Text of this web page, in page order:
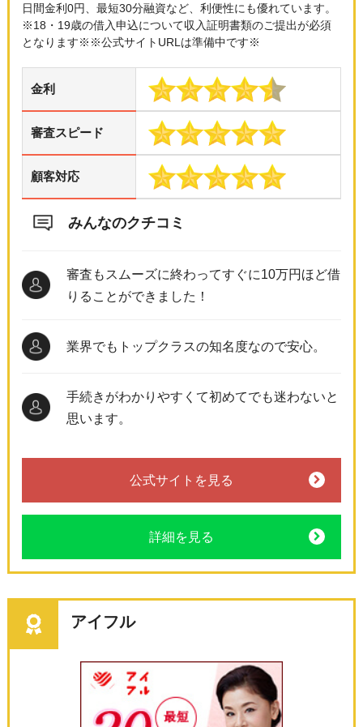
日間金利0円、最短30分融資など、利便性にも優れています。
※18・19歳の借入申込について収入証明書類のご提出が必須
となります※※公式サイトURLは準備中です※
金利
審査スピード
顧客対応
みんなのクチコミ
審査もスムーズに終わってすぐに10万円ほど借
りることができました！
業界でもトップクラスの知名度なので安心。
手続きがわかりやすくて初めてでも迷わないと
思います。
公式サイトを見る
詳細を見る
アイフル